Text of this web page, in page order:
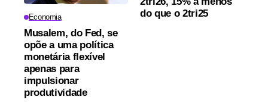
Economia
Musalem, do Fed, se
opõe a uma política
monetária flexível
apenas para
impulsionar
produtividade
do que o 2tri25